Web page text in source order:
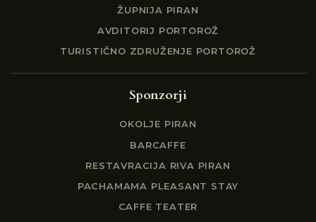
ŽUPNIJA PIRAN
AVDITORIJ PORTOROŽ
TURISTIČNO ZDRUŽENJE PORTOROŽ
Sponzorji
OKOLJE PIRAN
BARCAFFE
RESTAVRACIJA RIVA PIRAN
PACHAMAMA PLEASANT STAY
CAFFE TEATER